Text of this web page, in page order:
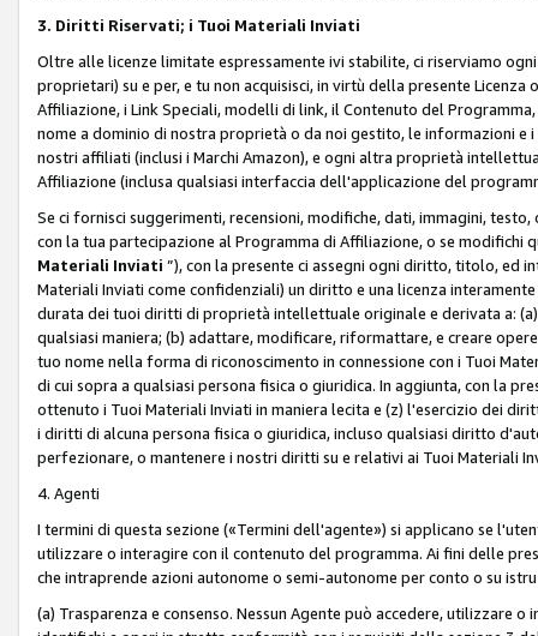
3. Diritti Riservati; i Tuoi Materiali Inviati
Oltre alle licenze limitate espressamente ivi stabilite, ci riserviamo
proprietari) su e per, e tu non acquisisci, in virtù della presente
Affiliazione, i Link Speciali, modelli di link, il Contenuto del
nome a dominio di nostra proprietà o da noi gestito, le informazioni e
nostri affiliati (inclusi i Marchi Amazon), e ogni altra proprietà
Affiliazione (inclusa qualsiasi interfaccia dell'applicazione del
Se ci fornisci suggerimenti, recensioni, modifiche, dati, immagini,
con la tua partecipazione al Programma di Affiliazione, o se modifichi
Materiali Inviati ”), con la presente ci assegni ogni diritto, titolo, ed
Materiali Inviati come confidenziali) un diritto e una licenza
durata dei tuoi diritti di proprietà intellettuale originale e derivata a:
qualsiasi maniera; (b) adattare, modificare, riformattare, e creare
tuo nome nella forma di riconoscimento in connessione con i Tuoi
di cui sopra a qualsiasi persona fisica o giuridica. In aggiunta, con la
ottenuto i Tuoi Materiali Inviati in maniera lecita e (z) l'esercizio dei
i diritti di alcuna persona fisica o giuridica, incluso qualsiasi diritto
perfezionare, o mantenere i nostri diritti su e relativi ai Tuoi Materiali
4. Agenti
I termini di questa sezione («Termini dell'agente») si applicano se
utilizzare o interagire con il contenuto del programma. Ai fini delle
che intraprende azioni autonome o semi-autonome per conto o su
(a) Trasparenza e consenso. Nessun Agente può accedere, utilizzare